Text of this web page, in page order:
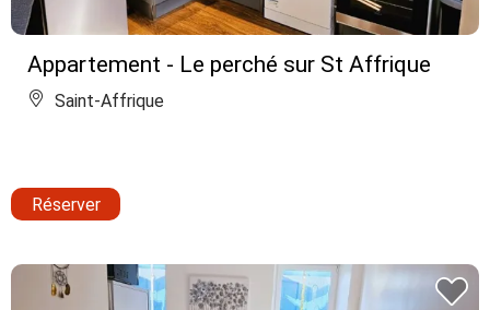
Appartement - Le perché sur St Affrique
Saint-Affrique
Réserver